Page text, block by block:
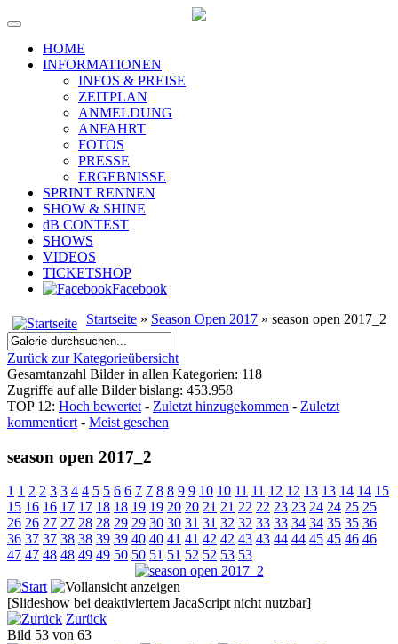
HOME
INFORMATIONEN
INFOS & PREISE
ZEITPLAN
ANMELDUNG
ANFAHRT
FOTOS
PRESSE
ERGEBNISSE
SPRINT RENNEN
SHOW & SHINE
dB CONTEST
SHOWS
VIDEOS
TICKETSHOP
Facebook
Startseite » Season Open 2017 » season open 2017_2
Zurück zur Kategorieübersicht
Gesamtanzahl Bilder in allen Kategorien: 118
Zugriffe auf alle Bilder bislang: 453.958
TOP 12: Hoch bewertet - Zuletzt hinzugekommen - Zuletzt
kommentiert - Meist gesehen
season open 2017_2
1 1 2 2 3 3 4 4 5 5 6 6 7 7 8 8 9 9 10 10 11 11 12 12 13 13 14 14 15
15 16 16 17 17 18 18 19 19 20 20 21 21 22 22 23 23 24 24 25 25
26 26 27 27 28 28 29 29 30 30 31 31 32 32 33 33 34 34 35 35 36
36 37 37 38 38 39 39 40 40 41 41 42 42 43 43 44 44 45 45 46 46
47 47 48 48 49 49 50 50 51 51 52 52 53 53
[Slideshow bei deaktiviertem JacaScript nicht nutzbar]
Zurück
Bild 53 von 63